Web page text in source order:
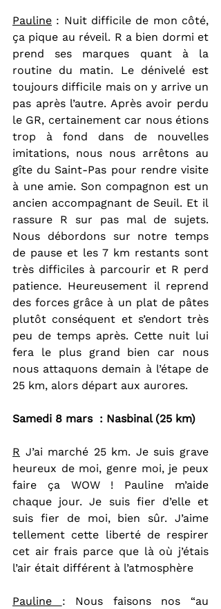
Pauline : Nuit difficile de mon côté,
ça pique au réveil. R a bien dormi et
prend ses marques quant à la
routine du matin. Le dénivelé est
toujours difficile mais on y arrive un
pas après l’autre. Après avoir perdu
le GR, certainement car nous étions
trop à fond dans de nouvelles
imitations, nous nous arrêtons au
gîte du Saint-Pas pour rendre visite
à une amie. Son compagnon est un
ancien accompagnant de Seuil. Et il
rassure R sur pas mal de sujets.
Nous débordons sur notre temps
de pause et les 7 km restants sont
très difficiles à parcourir et R perd
patience. Heureusement il reprend
des forces grâce à un plat de pâtes
plutôt conséquent et s’endort très
peu de temps après. Cette nuit lui
fera le plus grand bien car nous
nous attaquons demain à l’étape de
25 km, alors départ aux aurores.
Samedi 8 mars  : Nasbinal (25 km)
R J’ai marché 25 km. Je suis grave
heureux de moi, genre moi, je peux
faire ça WOW ! Pauline m’aide
chaque jour. Je suis fier d’elle et
suis fier de moi, bien sûr. J’aime
tellement cette liberté de respirer
cet air frais parce que là où j’étais
l’air était différent à l’atmosphère
Pauline : Nous faisons nos “au